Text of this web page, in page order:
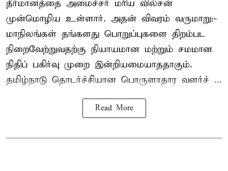
தீர்மானத்தை அமைச்சர் மரிய வில்சன்
முன்மொழிய உள்ளார். அதன் விவரம் வருமாறு:-
மாநிலங்கள் தங்களது பொறுப்புகளை திறம்பட
நிறைவேற்றுவதற்கு நியாயமான மற்றும் சமமான
நிதிப் பகிர்வு முறை இன்றியமையாததாகும்.
தமிழ்நாடு தொடர்ச்சியான பொருளாதார வளர்ச் ...
Read More